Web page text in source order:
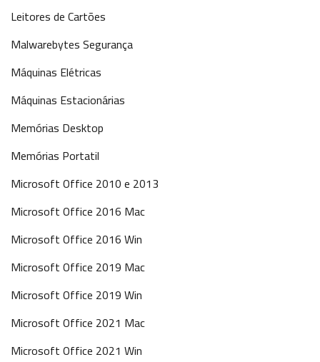
Leitores de Cartões
Malwarebytes Segurança
Máquinas Elétricas
Máquinas Estacionárias
Memórias Desktop
Memórias Portatil
Microsoft Office 2010 e 2013
Microsoft Office 2016 Mac
Microsoft Office 2016 Win
Microsoft Office 2019 Mac
Microsoft Office 2019 Win
Microsoft Office 2021 Mac
Microsoft Office 2021 Win